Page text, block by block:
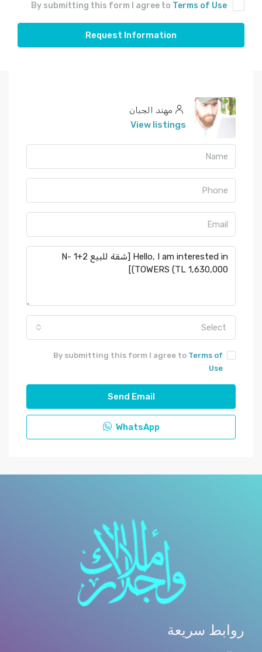
By submitting this form I agree to Terms of Use
Request Information
مهند الجبان
View listings
Select
By submitting this form I agree to Terms of
Use
Send Email
WhatsApp
روابط سريعة